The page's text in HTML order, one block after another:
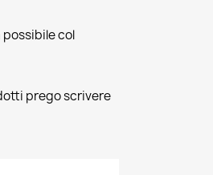
col
prego scrivere